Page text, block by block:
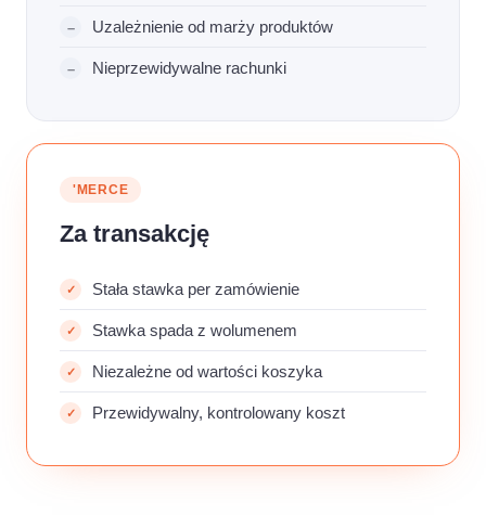
Uzależnienie od marży produktów
Nieprzewidywalne rachunki
'MERCE
Za transakcję
Stała stawka per zamówienie
Stawka spada z wolumenem
Niezależne od wartości koszyka
Przewidywalny, kontrolowany koszt